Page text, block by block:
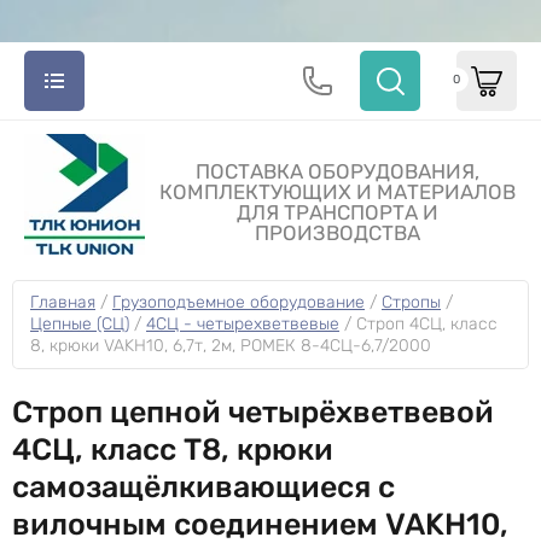
ПОСТАВКА ОБОРУДОВАНИЯ,
КОМПЛЕКТУЮЩИХ И МАТЕРИАЛОВ
ДЛЯ ТРАНСПОРТА И
ПРОИЗВОДСТВА
0
Главная / Грузоподъемное оборудование / Стропы
Цепные (СЦ) / 4СЦ - четырехветвевые / Строп 4СЦ, класс
8, крюки VAKH10, 6,7т, 2м, РОМЕК 8-4СЦ-6,7/2000
Строп цепной четырёхветвевой
4СЦ, класс Т8, крюки
самозащёлкивающиеся с
вилочным соединением VAKH10,